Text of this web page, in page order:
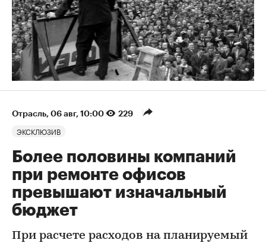
Отрасль 06 авг, 10:00 229
ЭКСКЛЮЗИВ
Более половины компаний
при ремонте офисов
превышают изначальный
бюджет
При расчете расходов на планируемый